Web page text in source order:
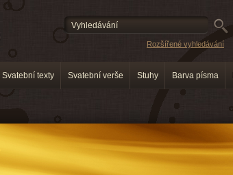
Svatební texty Svatební verše Stuhy Barva písma
Rozšířené vyhledávání